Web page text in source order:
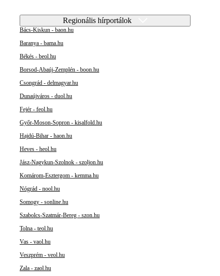
Regionális hírportálok
Bács-Kiskun - baon.hu
Baranya - bama.hu
Békés - beol.hu
Borsod-Abaúj-Zemplén - boon.hu
Csongrád - delmagyar.hu
Dunaújváros - duol.hu
Fejér - feol.hu
Győr-Moson-Sopron - kisalfold.hu
Hajdú-Bihar - haon.hu
Heves - heol.hu
Jász-Nagykun-Szolnok - szoljon.hu
Komárom-Esztergom - kemma.hu
Nógrád - nool.hu
Somogy - sonline.hu
Szabolcs-Szatmár-Bereg - szon.hu
Tolna - teol.hu
Vas - vaol.hu
Veszprém - veol.hu
Zala - zaol.hu